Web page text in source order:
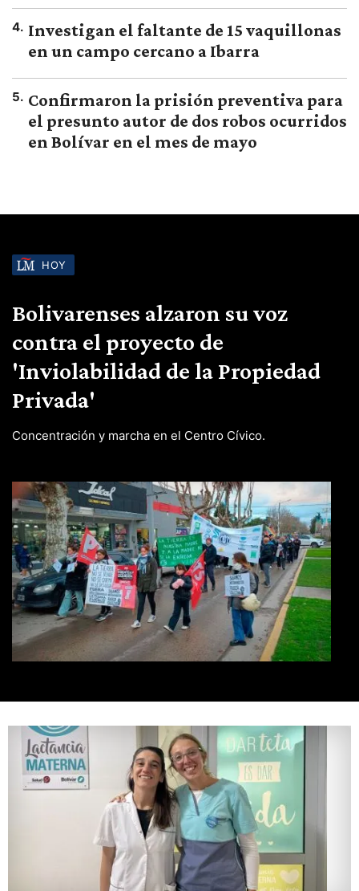
4. Investigan el faltante de 15 vaquillonas
en un campo cercano a Ibarra
5. Confirmaron la prisión preventiva para
el presunto autor de dos robos ocurridos
en Bolívar en el mes de mayo
HOY
Bolivarenses alzaron su voz
contra el proyecto de
'Inviolabilidad de la Propiedad
Privada'
Concentración y marcha en el Centro Cívico.